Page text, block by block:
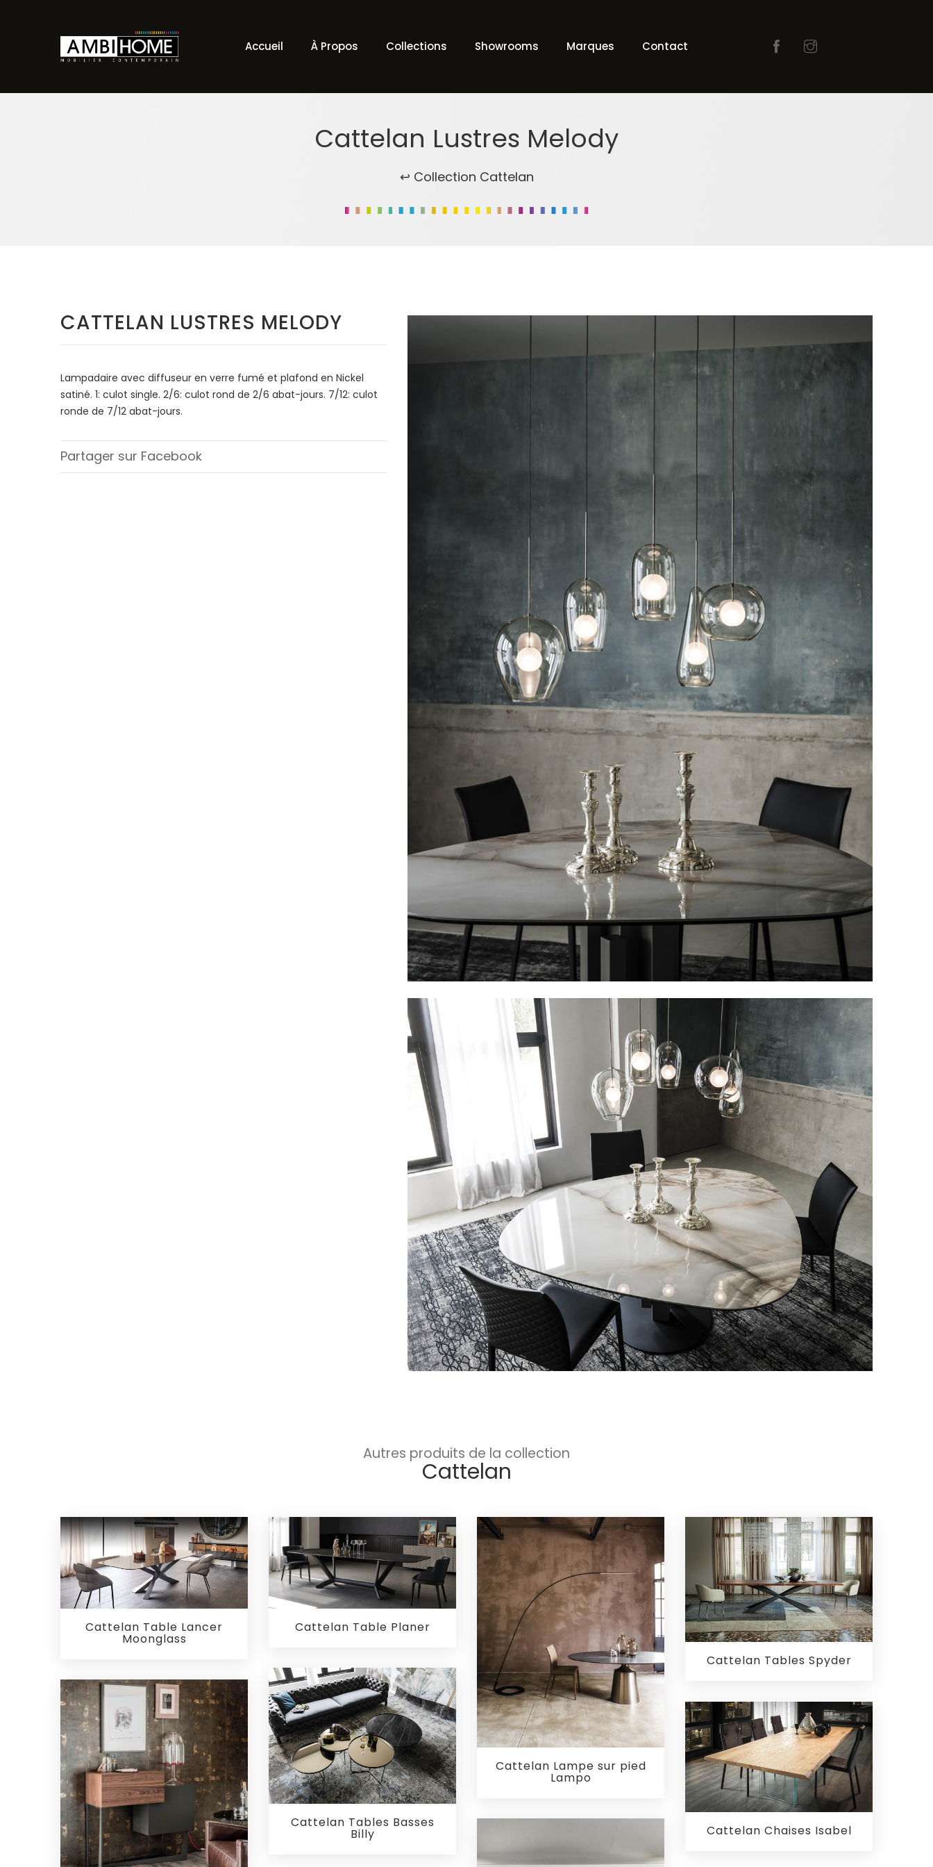
Accueil À Propos Collections Showrooms Marques Contact
Cattelan Lustres Melody
↩ Collection Cattelan
CATTELAN LUSTRES MELODY
Lampadaire avec diffuseur en verre fumé et plafond en Nickel
satiné. 1: culot single. 2/6: culot rond de 2/6 abat-jours. 7/12: culot
ronde de 7/12 abat-jours.
Partager sur Facebook
Autres produits de la collection
Cattelan
Cattelan Table Lancer
Moonglass
Cattelan Table Planer
Cattelan Lampe sur pied
Lampo
Cattelan Tables Spyder
Cattelan Tables Basses
Billy Cattelan Chaises Isabel